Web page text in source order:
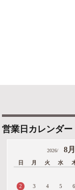
営業日カレンダー
2026/ 8月
日 月 火 水
2
3 4 5 6